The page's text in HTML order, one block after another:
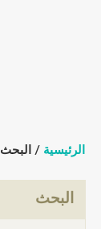
الرئيسية / البحث
البحث